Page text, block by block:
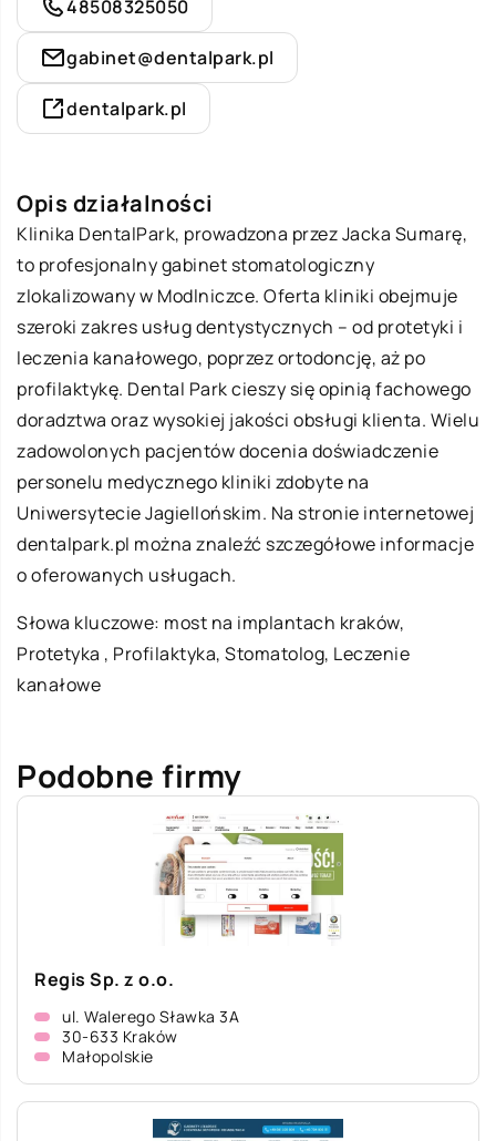
48508325050
gabinet@dentalpark.pl
dentalpark.pl
Opis działalności
Klinika DentalPark, prowadzona przez Jacka Sumarę,
to profesjonalny gabinet stomatologiczny
zlokalizowany w Modlniczce. Oferta kliniki obejmuje
szeroki zakres usług dentystycznych – od protetyki i
leczenia kanałowego, poprzez ortodoncję, aż po
profilaktykę. Dental Park cieszy się opinią fachowego
doradztwa oraz wysokiej jakości obsługi klienta. Wielu
zadowolonych pacjentów docenia doświadczenie
personelu medycznego kliniki zdobyte na
Uniwersytecie Jagiellońskim. Na stronie internetowej
dentalpark.pl można znaleźć szczegółowe informacje
o oferowanych usługach.
Słowa kluczowe: most na implantach kraków,
Protetyka , Profilaktyka, Stomatolog, Leczenie
kanałowe
Podobne firmy
Regis Sp. z o.o.
ul. Walerego Sławka 3A
30-633 Kraków
Małopolskie